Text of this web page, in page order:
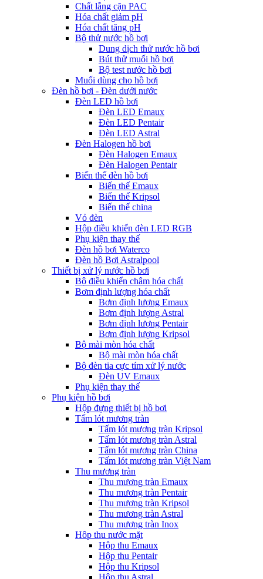
Chất lắng cặn PAC
Hóa chất giảm pH
Hóa chất tăng pH
Bộ thử nước hồ bơi
Dung dịch thử nước hồ bơi
Bút thử muối hồ bơi
Bộ test nước hồ bơi
Muối dùng cho hồ bơi
Đèn hồ bơi - Đèn dưới nước
Đèn LED hồ bơi
Đèn LED Emaux
Đèn LED Pentair
Đèn LED Astral
Đèn Halogen hồ bơi
Đèn Halogen Emaux
Đèn Halogen Pentair
Biến thế đèn hồ bơi
Biến thế Emaux
Biến thế Kripsol
Biến thế china
Vỏ đèn
Hộp điều khiển đèn LED RGB
Phụ kiện thay thế
Đèn hồ bơi Waterco
Đèn hồ Bơi Astralpool
Thiết bị xử lý nước hồ bơi
Bộ điều khiển châm hóa chất
Bơm định lượng hóa chất
Bơm định lượng Emaux
Bơm định lượng Astral
Bơm định lượng Pentair
Bơm định lượng Kripsol
Bộ mài mòn hóa chất
Bộ mài mòn hóa chất
Bộ đèn tia cực tím xử lý nước
Đèn UV Emaux
Phụ kiện thay thế
Phụ kiện hồ bơi
Hộp đựng thiết bị hồ bơi
Tấm lót mương tràn
Tấm lót mương tràn Kripsol
Tấm lót mương tràn Astral
Tấm lót mương tràn China
Tấm lót mương tràn Việt Nam
Thu mương tràn
Thu mương tràn Emaux
Thu mương tràn Pentair
Thu mương tràn Kripsol
Thu mương tràn Astral
Thu mương tràn Inox
Hôp thu nước mặt
Hộp thu Emaux
Hộp thu Pentair
Hộp thu Kripsol
Hộp thu Astral